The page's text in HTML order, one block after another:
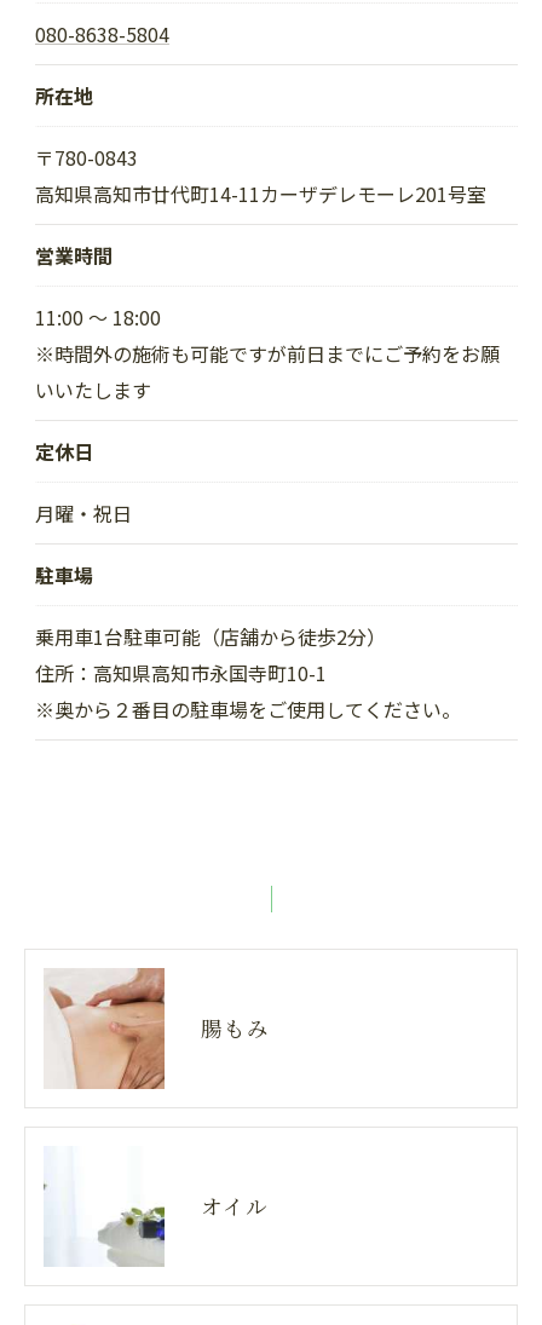
080-8638-5804
所在地
〒780-0843
高知県高知市廿代町14-11カーザデレモーレ201号室
営業時間
11:00 〜 18:00
※時間外の施術も可能ですが前日までにご予約をお願
いいたします
定休日
月曜・祝日
駐車場
乗用車1台駐車可能（店舗から徒歩2分）
住所：高知県高知市永国寺町10-1
※奥から２番目の駐車場をご使用してください。
腸もみ
オイル